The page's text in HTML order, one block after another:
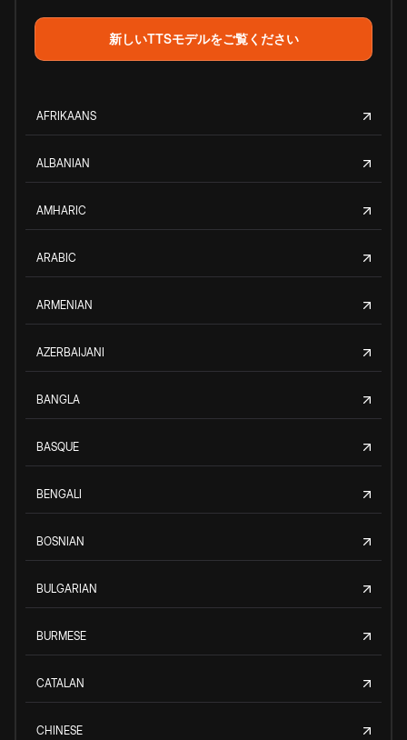
新しいTTSモデルをご覧ください
AFRIKAANS
ALBANIAN
AMHARIC
ARABIC
ARMENIAN
AZERBAIJANI
BANGLA
BASQUE
BENGALI
BOSNIAN
BULGARIAN
BURMESE
CATALAN
CHINESE